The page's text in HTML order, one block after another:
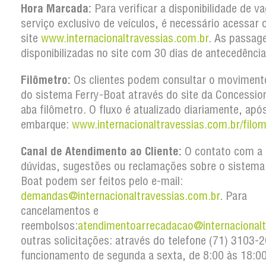
Hora Marcada: Para verificar a disponibilidade de
serviço exclusivo de veículos, é necessário acessar
site www.internacionaltravessias.com.br. As
disponibilizadas no site com 30 dias de
Filômetro: Os clientes podem consultar o
do sistema Ferry-Boat através do site da
aba filômetro. O fluxo é atualizado diariamente,
embarque: www.internacionaltravessias.com.br/
Canal de Atendimento ao Cliente: O contato com a
dúvidas, sugestões ou reclamações sobre o
Boat podem ser feitos pelo e-mail:
demandas@internacionaltravessias.com.br. Para
cancelamentos e
reembolsos:
outras solicitações: através do telefone (71) 3103-
funcionamento de segunda a sexta, de 8:00 às